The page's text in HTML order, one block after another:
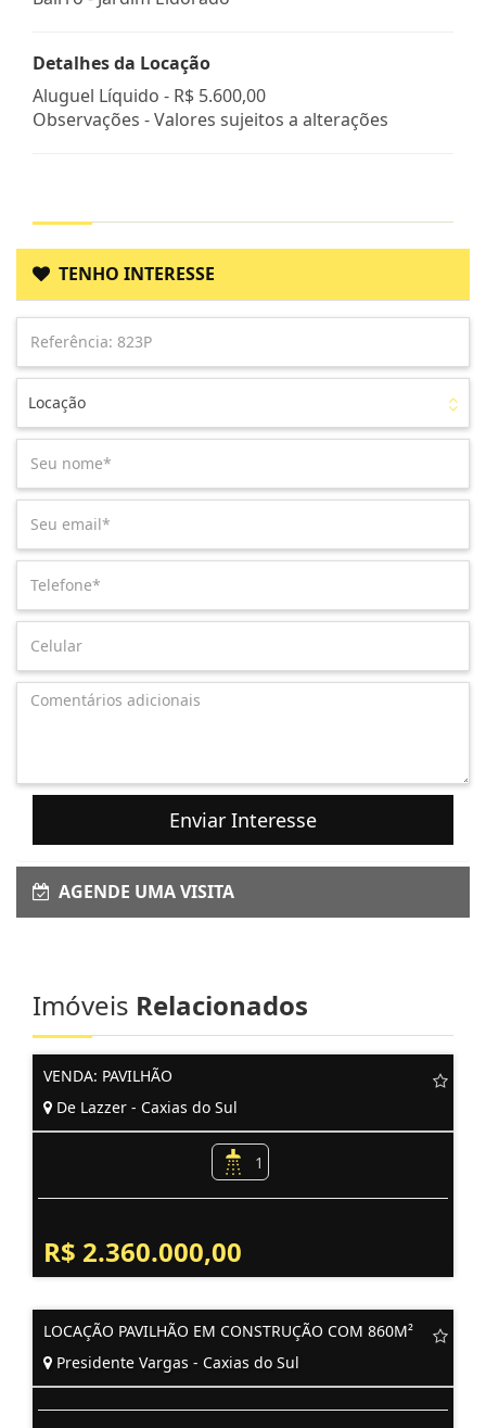
Detalhes da Locação
Aluguel Líquido - R$ 5.600,00
Observações - Valores sujeitos a alterações
TENHO INTERESSE
Locação
Enviar Interesse
AGENDE UMA VISITA
Imóveis Relacionados
VENDA: PAVILHÃO
De Lazzer - Caxias do Sul
1
R$ 2.360.000,00
LOCAÇÃO PAVILHÃO EM CONSTRUÇÃO COM 860M²
Presidente Vargas - Caxias do Sul